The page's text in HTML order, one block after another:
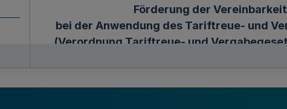
Förderung der
bei der Anwendung des Tariftreue- und
(Verordnung Tariftreue- und